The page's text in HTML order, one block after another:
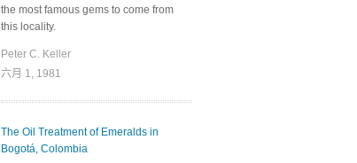
the most famous gems to come from
this locality.
Peter C. Keller
六月 1, 1981
The Oil Treatment of Emeralds in
Bogotá, Colombia